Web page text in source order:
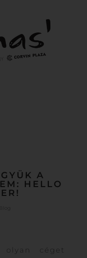
A
HELLO
Blog
céget